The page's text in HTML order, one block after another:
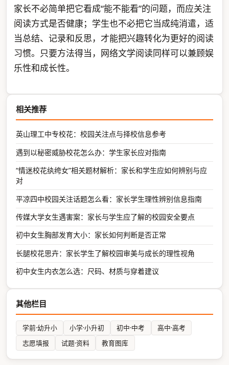
家长不必简单把它看成“能不能看”的问题，而应关注
阅读方式是否健康；学生也不必把它当成纯消遣，适
当总结、记录和反思，才能把兴趣转化为更好的阅读
习惯。只要方法得当，网络文学阅读同样可以兼顾娱
乐性和成长性。
相关推荐
英山理工中专校花：校园关注点与择校信息参考
遇到以秘密威胁校花怎么办：学生家长应对指南
“情迷校花纨绔女”相关题材解析：家长和学生应如何辨别与应
对
平凉四中校园关注话题怎么看：家长学生理性辨别信息指南
传媒大学女生遇害案：家长与学生应了解的校园安全要点
初中女生胸部发育大小：家长如何判断是否正常
长腿校花思卉：家长学生了解校园审美与成长的理性视角
初中女生内衣怎么选：尺码、材质与穿着建议
其他栏目
学前·幼升小 小学·小升初 初中·中考
高中·高考
志愿填报
试题·资料 教育图库